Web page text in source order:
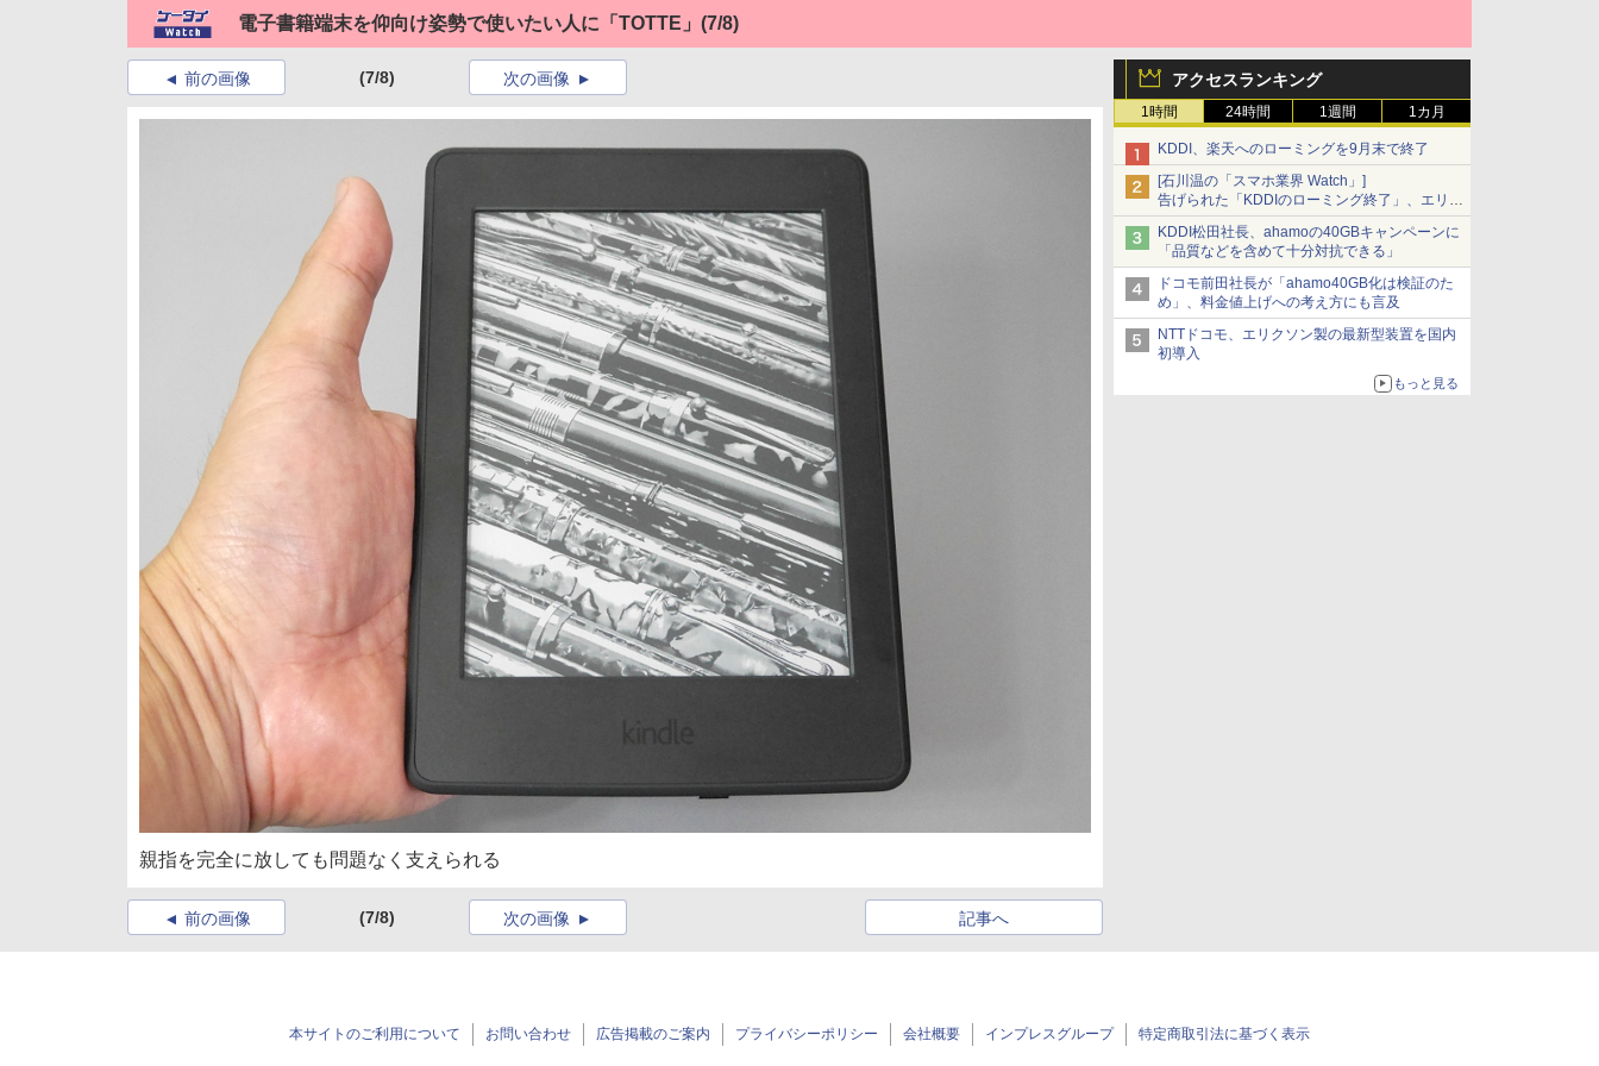
電子書籍端末を仰向け姿勢で使いたい人に「TOTTE」 (7/8)
アクセスランキング
1時間 24時間 1週間 1カ月
KDDI、楽天へのローミングを9月末で終了
[石川温の「スマホ業界 Watch」]
告げられた「KDDIのローミング終了」、エリア
マップの落とし穴と楽天モバイルの課題
KDDI松田社長、ahamoの40GBキャンペーンに
「品質などを含めて十分対抗できる」
ドコモ前田社長が「ahamo40GB化は検証のた
め」、料金値上げへの考え方にも言及
NTTドコモ、エリクソン製の最新型装置を国内
初導入
もっと見る
前の画像 (7/8) 次の画像
親指を完全に放しても問題なく支えられる
前の画像 (7/8) 記事へ
次の画像
本サイトのご利用について お問い合わせ 広告掲載のご案内 プライバシーポリシー 会社概要 インプレスグループ 特定商取引法に基づく表示